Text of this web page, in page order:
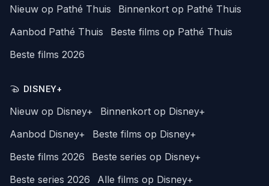
Nieuw op Pathé Thuis
Binnenkort op Pathé Thuis
Aanbod Pathé Thuis
Beste films op Pathé Thuis
Beste films 2026
DISNEY+
Nieuw op Disney+
Binnenkort op Disney+
Aanbod Disney+
Beste films op Disney+
Beste films 2026
Beste series op Disney+
Beste series 2026
Alle films op Disney+